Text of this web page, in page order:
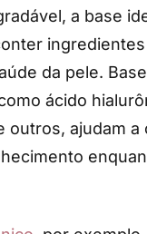
a base
da pele.
ácido
outros, ajudam a